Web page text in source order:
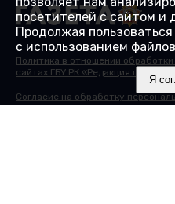
Политика в отношении
сайтах ГБУ РК «Редакция газеты
Согласие на обработку
сайта.
посетителей с сайтом и
Продолжая
с использованием
Я